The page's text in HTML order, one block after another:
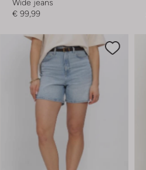
Wide jeans
€ 99,99